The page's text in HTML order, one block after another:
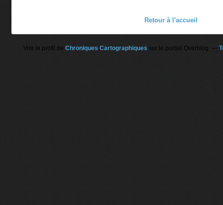
Retour à l'accueil
Voir le profil de Chroniques Cartographiques sur le portail Overblog